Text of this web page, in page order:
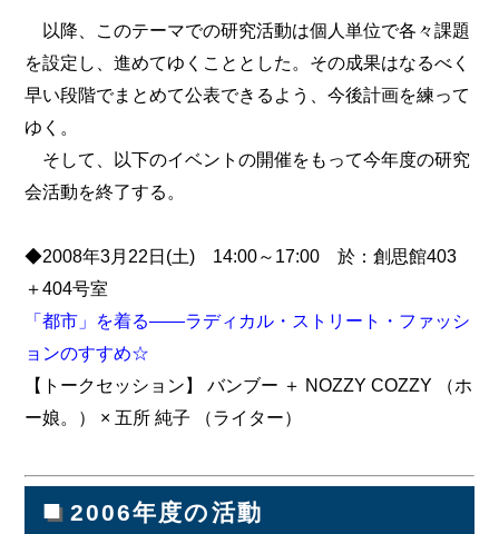
以降、このテーマでの研究活動は個人単位で各々課題
を設定し、進めてゆくこととした。その成果はなるべく
早い段階でまとめて公表できるよう、今後計画を練って
ゆく。
そして、以下のイベントの開催をもって今年度の研究
会活動を終了する。
◆2008年3月22日(土) 14:00～17:00 於：創思館403
＋404号室
「都市」を着る――ラディカル・ストリート・ファッシ
ョンのすすめ☆
【トークセッション】 バンブー ＋ NOZZY COZZY （ホ
ー娘。） × 五所 純子 （ライター）
■ 2006年度の活動